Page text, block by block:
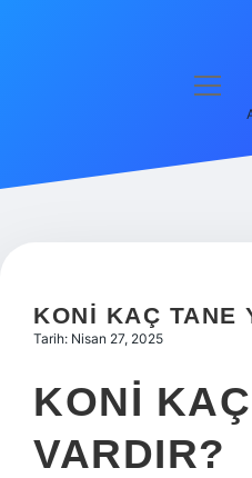
Hakkımızda
menüyü
KONI KAÇ TANE
Tarih: Nisan 27, 2025
KONI
VARDIR?